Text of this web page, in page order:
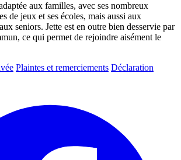
aux familles, avec ses nombreux
de jeux et ses écoles, mais aussi aux
seniors. Jette est en outre bien desservie par
ce qui permet de rejoindre aisément le
Plaintes et remerciements Déclaration